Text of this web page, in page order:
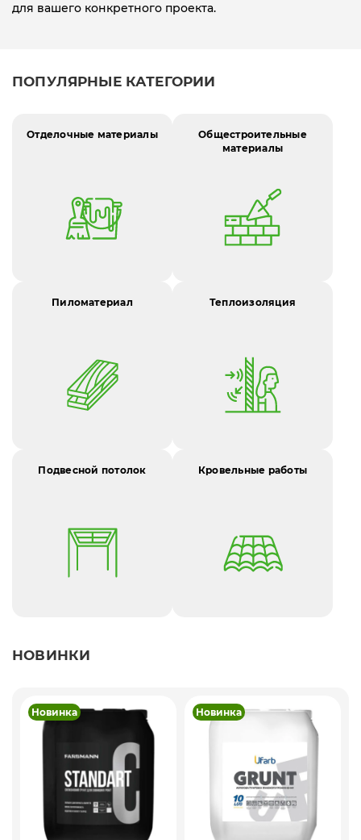
для вашего конкретного проекта.
ПОПУЛЯРНЫЕ КАТЕГОРИИ
Отделочные материалы
Общестроительные
материалы
Пиломатериал Теплоизоляция
Подвесной потолок Кровельные работы
НОВИНКИ
Новинка Новинка